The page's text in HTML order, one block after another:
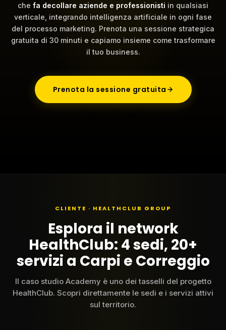
che fa decollare aziende e professionisti in qualsiasi
verticale, integrando intelligenza artificiale in ogni fase
del processo marketing. Prenota una sessione strategica
gratuita di 30 minuti e capiamo insieme come trasformare
il tuo business.
Prenota la sessione gratuita
CLIENTE · HEALTHCLUB GROUP
Esplora il network
HealthClub: 4 sedi, 20+
servizi a Carpi e Correggio
Il caso studio Academy è uno dei tasselli del progetto
HealthClub. Scopri direttamente le sedi e i servizi attivi
sul territorio.